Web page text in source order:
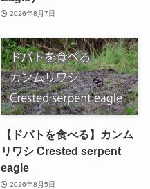
2026年8月7日
【ドバトを食べる】カンム
リワシ Crested serpent
eagle
2026年8月5日